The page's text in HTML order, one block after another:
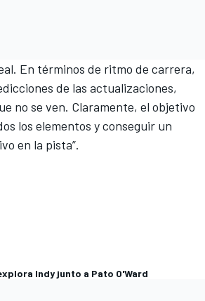
En términos de ritmo de carrera,
de las actualizaciones,
no se ven. Claramente, el objetivo
los elementos y conseguir un
en la pista”.
Indy junto a Pato O'Ward